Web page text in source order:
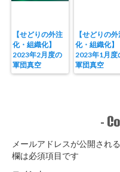
【せどりの外注
化・組織化】
2023年2月度の
軍団真空
【せどりの外
化・組織化】
2023年1月度
軍団真空
-
メールアドレスが公開され
欄は必須項目です